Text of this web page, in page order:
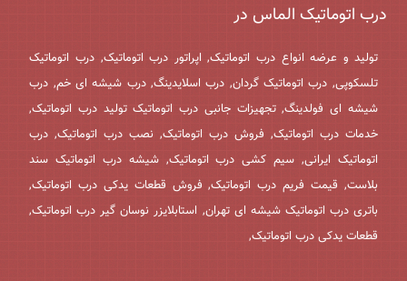
درب اتوماتیک الماس در
تولید و عرضه انواع درب اتوماتیک, اپراتور درب اتوماتیک, درب اتوماتیک
تلسکوپی, درب اتوماتیک گردان, درب اسلایدینگ, درب شیشه ای خم, درب
شیشه ای فولدینگ, تجهیزات جانبی درب اتوماتیک تولید درب اتوماتیک,
خدمات درب اتوماتیک, فروش درب اتوماتیک, نصب درب اتوماتیک, درب
اتوماتیک ایرانی, سیم کشی درب اتوماتیک, شیشه درب اتوماتیک سند
بلاست, قیمت فریم درب اتوماتیک, فروش قطعات یدکی درب اتوماتیک,
باتری درب اتوماتیک شیشه ای تهران, استابلایزر نوسان گیر درب اتوماتیک,
قطعات یدکی درب اتوماتیک,